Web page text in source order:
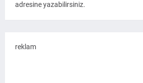
adresine yazabilirsiniz.
reklam